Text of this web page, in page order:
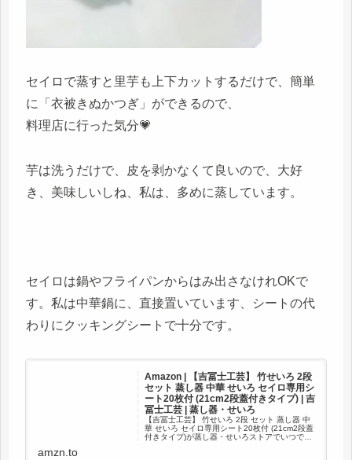
セイロで蒸すと里芋も上下カットするだけで、簡単
に「衣被きぬかつぎ」ができるので、
料理店に行った気分💗
芋は洗うだけで、皮を剥かなくて良いので、大好
き、美味しいしね、私は、多めに蒸しています。
セイロは鍋やフライパンからはみ出さなけれOKで
す。私は中華鍋に、直接置いています、シートの代
わりにクッキングシートで十分です。
Amazon | 【吉冨士工芸】 竹せいろ 2段
セット 蒸し器 中華 せいろ セイロ専用シ
ート20枚付 (21cm2段蓋付きタイプ) | 吉
冨士工芸 | 蒸し器・せいろ
【吉冨士工芸】 竹せいろ 2段 セット 蒸し器 中
華 せいろ セイロ専用シート20枚付 (21cm2段蓋
付きタイプ)が蒸し器・せいろストアでいつでも
amzn.to